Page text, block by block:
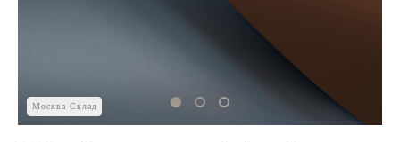
Москва Склад